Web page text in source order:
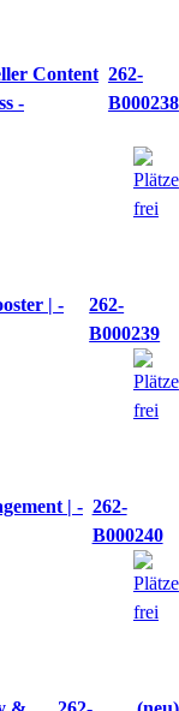
Content
-
262-
B000238
| -
262-
B000239
| - 262-
B000240